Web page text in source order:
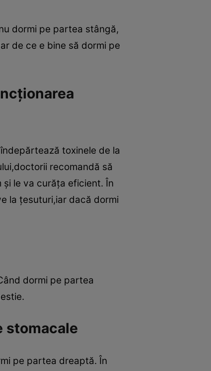
dormi pe partea stângă,
de ce e bine să dormi pe
toxinele de la
recomandă să
le va curăţa eficient. În
la ţesuturi,iar dacă dormi
dormi pe partea
stomacale
pe partea dreaptă. În